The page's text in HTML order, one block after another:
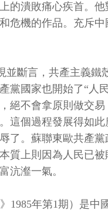
的潰敗痛心疾首。
危機的作品。充斥
並斷言，共產主義
黨國家也開始了“人
絕不會拿原則做交
這個過程發展得如
了。蘇聯東歐共產
質上則因為人民已
沆瀣一氣。
1985年第1期）是中